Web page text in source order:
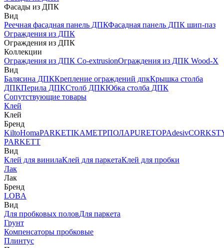
Фасады из ДПК
Вид
Реечная фасадная панель ДПКФасадная панель ДПК шип-паз
Ограждения из ДПК
Ограждения из ДПК
Коллекции
Ограждения из ДПК Co-extrusionОграждения из ДПК Wood-X
Вид
Балясина ДПККрепление ограждений дпкКрышка столба
ДПКПерила ДПКСтолб ДПКЮбка столба ДПК
Сопутствующие товары
Клей
Клей
Бренд
KiltoHomaPARKETIKAМЕТРПОЛАPURETOPAdesiv
PARKETT
Вид
Клей для винилаКлей для паркетаКлей для пробки
Лак
Лак
Бренд
LOBA
Вид
Для пробковых половДля паркета
Грунт
Компенсаторы пробковые
Плинтус